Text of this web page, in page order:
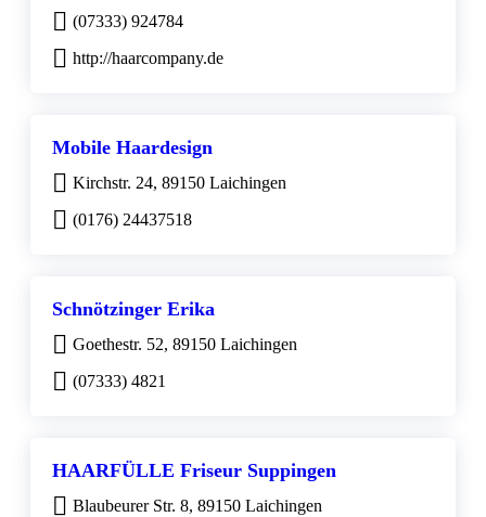
(07333) 924784
http://haarcompany.de
Mobile Haardesign
Kirchstr. 24, 89150 Laichingen
(0176) 24437518
Schnötzinger Erika
Goethestr. 52, 89150 Laichingen
(07333) 4821
HAARFÜLLE Friseur Suppingen
Blaubeurer Str. 8, 89150 Laichingen